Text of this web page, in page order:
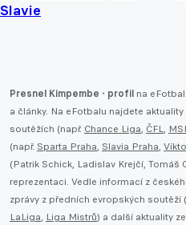
Slavie
Presnel Kimpembe - profil na
a články. Na eFotbalu najdete
soutěžích (např. Chance Liga, ČFL,
(např. Sparta Praha, Slavia Praha,
(Patrik Schick, Ladislav Krejčí, Tomáš
reprezentaci. Vedle informací z
zprávy z předních evropských soutěží
LaLiga, Liga Mistrů) a další aktuality